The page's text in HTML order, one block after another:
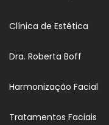
Clínica de Estética
Dra. Roberta Boff
Harmonização Facial
Tratamentos Faciais